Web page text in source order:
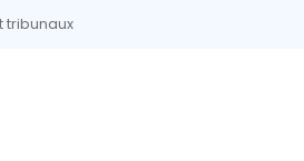
tribunaux